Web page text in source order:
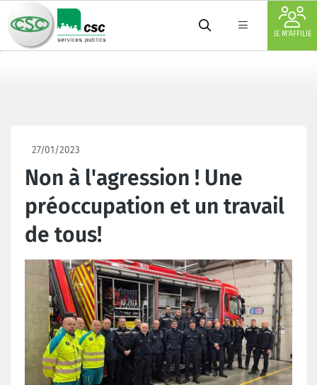
JE M'AFFILIE
27/01/2023
Non à l'agression ! Une
préoccupation et un travail
de tous!